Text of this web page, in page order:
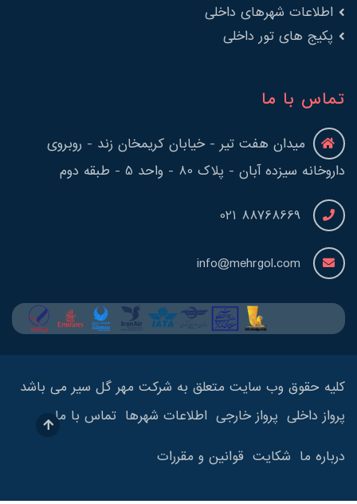
اطلاعات شهرهای داخلی
پکیج های تور داخلی
تماس با ما
میدان هفت تیر - خیابان کریمخان زند - روبروی
داروخانه سیزده آبان - پلاک 80 - واحد 5 - طبقه دوم
88768669 021
info@mehrgol.com
کلیه حقوق وب سایت متعلق به شرکت مهر گل سیر می باشد
پرواز داخلی پرواز خارجی اطلاعات شهرها تماس با ما
درباره ما شکایت قوانین و مقررات